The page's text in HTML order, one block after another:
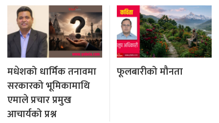
मधेशको धार्मिक तनावमा
सरकारको भूमिकामाथि
एमाले प्रचार प्रमुख
आचार्यको प्रश्न
फूलबारीको मौनता